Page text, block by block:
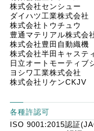
株式会社センシュー
ダイハツ工業株式会社
株式会社トウチュウ
豊通マテリアル株式会
株式会社豊田自動織機
株式会社半田キャステ
日立オートモーティブ
ヨシワ工業株式会社
株式会社リケンCKJV
各種許認可
ISO 9001:2015認証